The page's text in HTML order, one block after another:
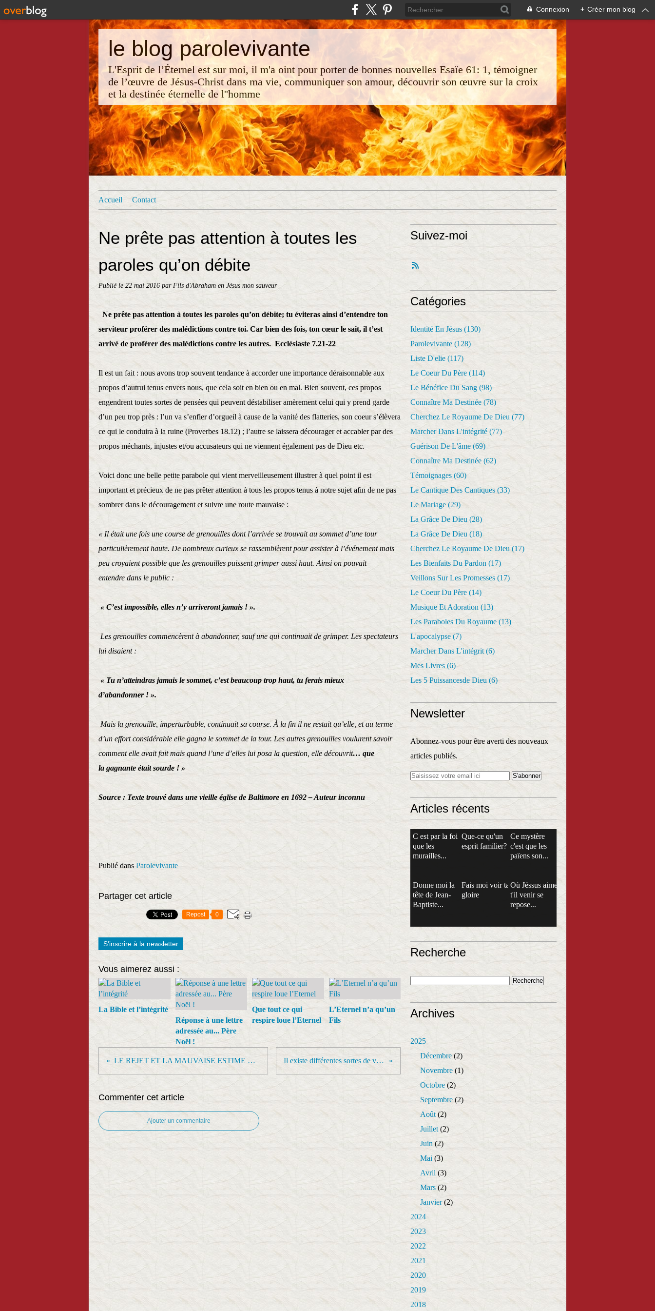
Connexion + Créer mon blog
le blog parolevivante
L'Esprit de l’Éternel est sur moi, il m'a oint pour porter de bonnes nouvelles Esaïe 61: 1, témoigner
de l’œuvre de Jésus-Christ dans ma vie, communiquer son amour, découvrir son œuvre sur la croix
et la destinée éternelle de l''homme
Accueil Contact
Ne prête pas attention à toutes les
paroles qu’on débite
Publié le 22 mai 2016 par Fils d'Abraham en Jésus mon sauveur
Ne prête pas attention à toutes les paroles qu’on débite; tu éviteras ainsi d’entendre ton
serviteur proférer des malédictions contre toi. Car bien des fois, ton cœur le sait, il t’est
arrivé de proférer des malédictions contre les autres. Ecclésiaste 7.21-22
Il est un fait : nous avons trop souvent tendance à accorder une importance déraisonnable aux
propos d’autrui tenus envers nous, que cela soit en bien ou en mal. Bien souvent, ces propos
engendrent toutes sortes de pensées qui peuvent déstabiliser amèrement celui qui y prend garde
d’un peu trop près : l’un va s’enfler d’orgueil à cause de la vanité des flatteries, son coeur s’élèvera
ce qui le conduira à la ruine (Proverbes 18.12) ; l’autre se laissera décourager et accabler par des
propos méchants, injustes et/ou accusateurs qui ne viennent également pas de Dieu etc.
Voici donc une belle petite parabole qui vient merveilleusement illustrer à quel point il est
important et précieux de ne pas prêter attention à tous les propos tenus à notre sujet afin de ne pas
sombrer dans le découragement et suivre une route mauvaise :
« Il était une fois une course de grenouilles dont l’arrivée se trouvait au sommet d’une tour
particulièrement haute. De nombreux curieux se rassemblèrent pour assister à l’événement mais
peu croyaient possible que les grenouilles puissent grimper aussi haut. Ainsi on pouvait
entendre dans le public :
« C’est impossible, elles n’y arriveront jamais ! ».
Les grenouilles commencèrent à abandonner, sauf une qui continuait de grimper. Les spectateurs
lui disaient :
« Tu n’atteindras jamais le sommet, c’est beaucoup trop haut, tu ferais mieux
d’abandonner ! ».
Mais la grenouille, imperturbable, continuait sa course. À la fin il ne restait qu’elle, et au terme
d’un effort considérable elle gagna le sommet de la tour. Les autres grenouilles voulurent savoir
comment elle avait fait mais quand l’une d’elles lui posa la question, elle découvrit… que
la gagnante était sourde ! »
Source : Texte trouvé dans une vieille église de Baltimore en 1692 – Auteur inconnu
Publié dans Parolevivante
Partager cet article
Repost 0
S'inscrire à la newsletter
Vous aimerez aussi :
La Bible et l’intégrité
Réponse à une lettre
adressée au... Père
Noël !
Que tout ce qui
respire loue l’Eternel
L’Eternel n’a qu’un
Fils
LE REJET ET LA MAUVAISE ESTIME DE SOI Il existe différentes sortes de visions
Commenter cet article
Ajouter un commentaire
Suivez-moi
Catégories
Identité En Jésus (130)
Parolevivante (128)
Liste D'elie (117)
Le Coeur Du Père (114)
Le Bénéfice Du Sang (98)
Connaître Ma Destinée (78)
Cherchez Le Royaume De Dieu (77)
Marcher Dans L'intégrité (77)
Guérison De L'âme (69)
Connaître Ma Destinée (62)
Témoignages (60)
Le Cantique Des Cantiques (33)
Le Mariage (29)
La Grâce De Dieu (28)
La Grâce De Dieu (18)
Cherchez Le Royaume De Dieu (17)
Les Bienfaits Du Pardon (17)
Veillons Sur Les Promesses (17)
Le Coeur Du Père (14)
Musique Et Adoration (13)
Les Paraboles Du Royaume (13)
L'apocalypse (7)
Marcher Dans L'intégrit (6)
Mes Livres (6)
Les 5 Puissancesde Dieu (6)
Newsletter
Abonnez-vous pour être averti des nouveaux
articles publiés.
Articles récents
C est par la foi
que les
murailles...
Que-ce qu'un
esprit familier?
Ce mystère
c'est que les
païens son...
Donne moi la
tête de Jean-
Baptiste...
Fais moi voir ta
gloire
Où Jéssus aime
t'il venir se
repose...
Recherche
Archives
2025
Décembre (2)
Novembre (1)
Octobre (2)
Septembre (2)
Août (2)
Juillet (2)
Juin (2)
Mai (3)
Avril (3)
Mars (2)
Janvier(2)
2024
2023
2022
2021
2020
2019
2018